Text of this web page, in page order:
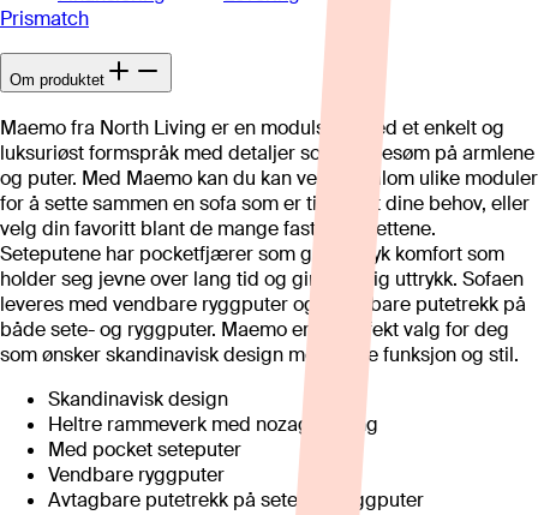
Prismatch
Om produktet
Maemo fra North Living er en modulsofa med et enkelt og
luksuriøst formspråk med detaljer som leppesøm på armlene
og puter. Med Maemo kan du kan velge mellom ulike moduler
for å sette sammen en sofa som er tilpasset dine behov, eller
velg din favoritt blant de mange faste oppsettene.
Seteputene har pocketfjærer som gir en myk komfort som
holder seg jevne over lang tid og gir et fyldig uttrykk. Sofaen
leveres med vendbare ryggputer og avtagbare putetrekk på
både sete- og ryggputer. Maemo er et perfekt valg for deg
som ønsker skandinavisk design med både funksjon og stil.
Skandinavisk design
Heltre rammeverk med nozag fjæring
Med pocket seteputer
Vendbare ryggputer
Avtagbare putetrekk på sete- og ryggputer